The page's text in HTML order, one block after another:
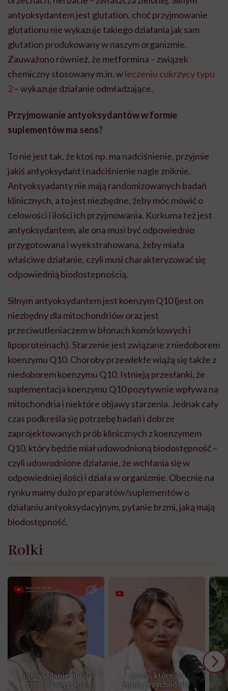
antyoksydantem jest glutation, choć przyjmowanie
glutationu nie wykazuje takiego działania jak sam
glutation produkowany w naszym organizmie.
Zauważono również, że metformina – związek
chemiczny stosowany m.in. wleczeniu cukrzycy typu
2– wykazuje działanie odmładzające.
Przyjmowanie antyoksydantów w formie
suplementów ma sens?
To nie jest tak, że ktoś np. ma nadciśnienie, przyjmie
jakiś antyoksydant i nadciśnienie nagle zniknie.
Antyoksyadantynie mają randomizowanych badań
klinicznych, a to jest niezbędne, żeby móc mówić o
celowości i ilości ich przyjmowania. Kurkuma też jest
antyoksydantem, ale ona musi być odpowiednio
przygotowana i wyekstrahowana, żeby miała
właściwe działanie, czyli musi charakteryzować się
odpowiednią biodostepnością.
Silnym antyoksydantem jest koenzymQ10(jest on
niezbędny dla mitochondriów oraz jest
przeciwutleniaczem w błonach komórkowych i
lipoproteinach). Starzenie jest związane z niedoborem
koenzymu Q10. Choroby przewlekłe wiążą się także z
niedoborem koenzymu Q10. Istnieją przesłanki, że
suplementacja koenzymu Q10pozytywnie wpływa na
mitochondria i niektóre objawy starzenia. Jednak cały
czas podkreśla się potrzebę badań i dobrze
zaprojektowanych prób klinicznych z koenzymem
Q10, który będzie miał udowodnioną biodostępność –
czyli udowodnione działanie, że wchłania się w
odpowiedniej ilości i działa w organizmie. Obecnie na
rynku mamy dużo preparatów/suplementów o
działaniu antyoksydacyjnym, pytanie brzmi, jaką mają
biodostępność.
Rolki